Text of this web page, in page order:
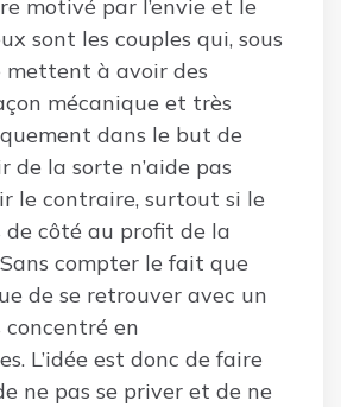
motivé par l’envie et le
sont les couples qui, sous
mettent à avoir des
mécanique et très
dans le but de
de la sorte n’aide pas
le contraire, surtout si le
de côté au profit de la
compter le fait que
de se retrouver avec un
concentré en
L’idée est donc de faire
ne pas se priver et de ne